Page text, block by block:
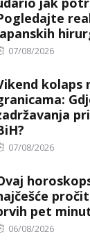
Posted
07/08/2026
kolaps
Posted
07/08/2026
pet
Posted
06/08/2026